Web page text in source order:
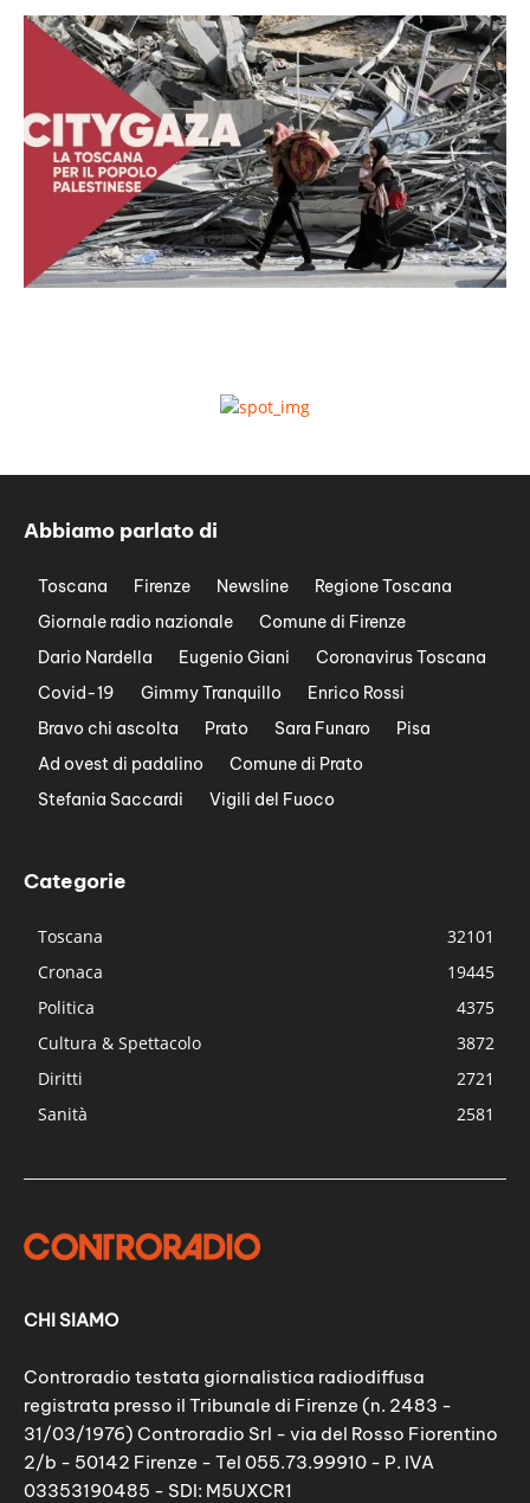
Abbiamo parlato di
Toscana Firenze Newsline
Regione Toscana
Giornale radio nazionale
Comune di Firenze
Dario Nardella
Eugenio Giani
Coronavirus Toscana
Covid-19
Gimmy Tranquillo
Enrico Rossi
Bravo chi ascolta
Prato Sara Funaro
Pisa
Ad ovest di padalino
Comune di Prato
Stefania Saccardi
Vigili del Fuoco
Categorie
Toscana
32101
Cronaca
19445
Politica
4375
Cultura & Spettacolo
3872
Diritti
2721
Sanità
2581
CHI SIAMO
Controradio testata giornalistica radiodiffusa
registrata presso il Tribunale di Firenze (n. 2483 -
31/03/1976) Controradio Srl - via del Rosso Fiorentino
2/b - 50142 Firenze - Tel 055.73.99910 - P. IVA
03353190485 - SDI: M5UXCR1